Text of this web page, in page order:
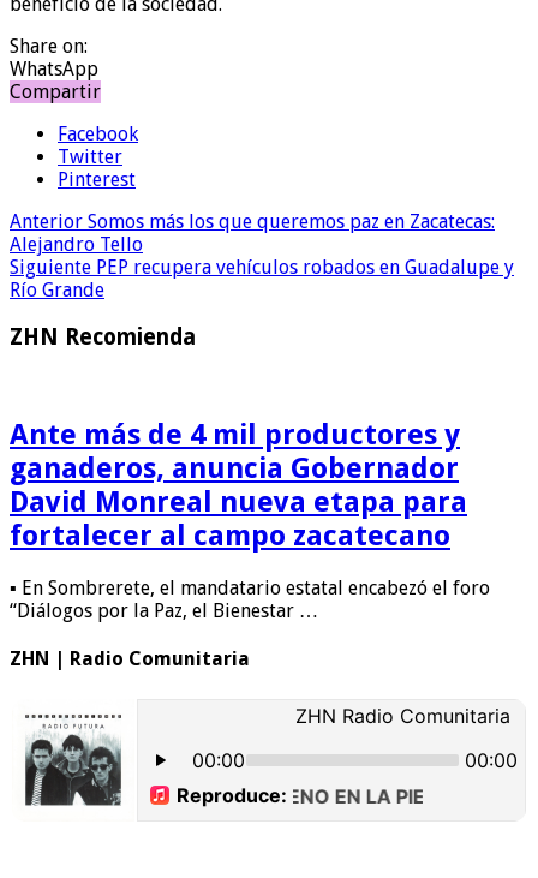
Share on:
WhatsApp
Compartir
Facebook
Twitter
Pinterest
Anterior Somos más los que queremos paz en Zacatecas:
Alejandro Tello
Siguiente PEP recupera vehículos robados en Guadalupe y
Río Grande
ZHN Recomienda
Ante más de 4 mil productores y
ganaderos, anuncia Gobernador
David Monreal nueva etapa para
fortalecer al campo zacatecano
▪ En Sombrerete, el mandatario estatal encabezó el foro
“Diálogos por la Paz, el Bienestar …
ZHN | Radio Comunitaria